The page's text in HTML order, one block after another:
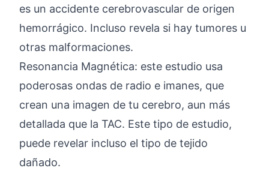
es un accidente cerebrovascular de origen
hemorrágico. Incluso revela si hay tumores u
otras malformaciones.
Resonancia Magnética: este estudio usa
poderosas ondas de radio e imanes, que
crean una imagen de tu cerebro, aun más
detallada que la TAC. Este tipo de estudio,
puede revelar incluso el tipo de tejido
dañado.